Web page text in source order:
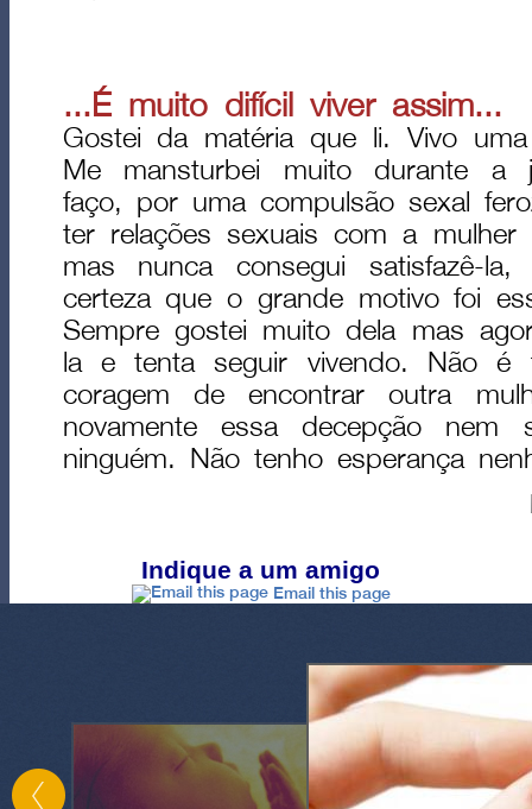
...É muito difícil viver assim...
Gostei da matéria que li. Vivo
Me mansturbei muito durante a
faço, por uma compulsão sexal
ter relações sexuais com a
mas nunca consegui satisfazê-
certeza que o grande motivo foi
Sempre gostei muito dela mas
la e tenta seguir vivendo. Não é
coragem de encontrar outra
novamente essa decepção nem
ninguém. Não tenho esperança
Indique a um amigo
Email this page